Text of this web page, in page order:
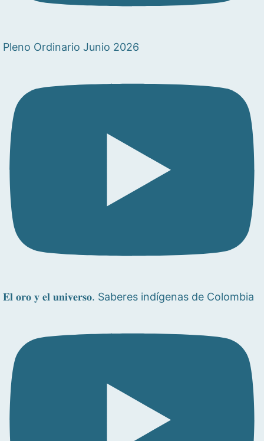
Pleno Ordinario Junio 2026
𝐄𝐥 𝐨𝐫𝐨 𝐲 𝐞𝐥 𝐮𝐧𝐢𝐯𝐞𝐫𝐬𝐨. Saberes indígenas de Colombia